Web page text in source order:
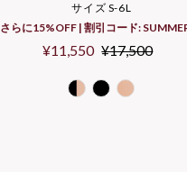
サイズ S-6L
さらに15%OFF | 割引コード:
Sale
¥11,550 Regular
¥17,500